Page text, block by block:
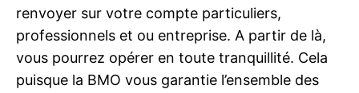
renvoyer sur votre compte particuliers,
professionnels et ou entreprise. A partir de là,
vous pourrez opérer en toute tranquillité. Cela
puisque la BMO vous garantie l’ensemble des